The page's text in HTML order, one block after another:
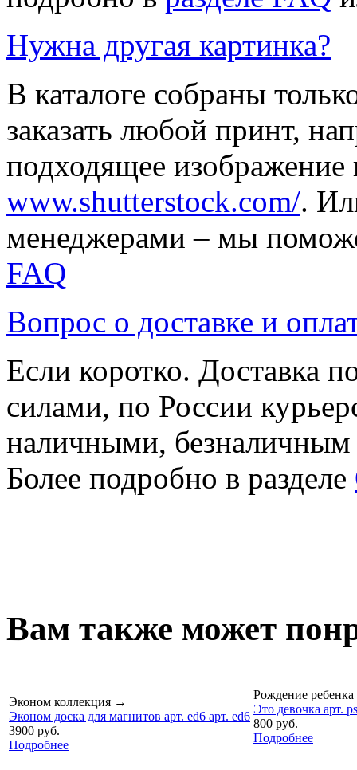
Нужна другая картинка?
В каталоге собраны
заказать любой принт,
подходящее изображение
www.shutterstock.com/.
менеджерами – мы
FAQ
Вопрос о доставке и
Если коротко. Доставка
силами, по России
наличными,
Более подробно в разделе
Вам также может
Эконом коллекция →
Эконом доска для магнитов арт. ed6 арт. ed6
3900 руб.
Подробнее
Рождение ребенка
Это девочка арт.
800 руб.
Подробнее